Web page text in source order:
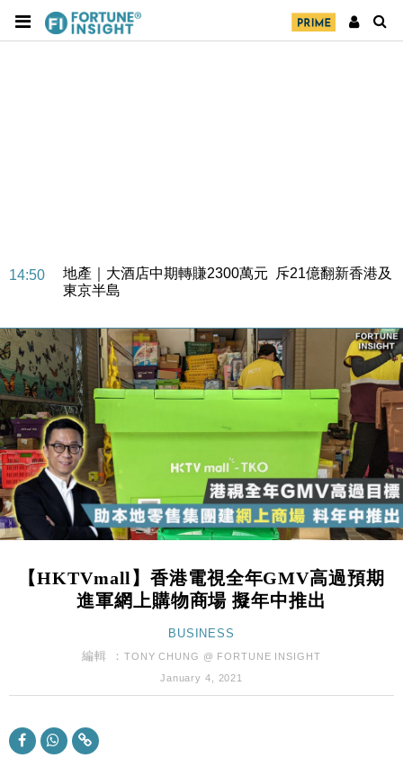
14:50
地產｜大酒店中期轉賺2300萬元 斥21億翻新香港及
東京半島
12:30
財經｜香港7月PMI回落至51 企業擴張放慢兼縮減人
手
11:40
財經｜黑石傳再籌逾360億美元 支援Anthropic租用
Google晶片
10:57
財經｜美商務部擬擴大金屬關稅範圍 14類產品或加徵
25%
18:15
本地｜新世界K11 9月升級會員制度 增鉑金卡級別鎖
定高消費客群
17:40
財經｜本港6月零售額連升14個月 珠寶鐘錶銷售升勢
16:33
財經｜滙控重啟最多10億美元回購 派息比率目標維持
50%
財經｜SHEIN傳最快8月中招股 估值料降至400億美
元以下
財經｜精星香港夥菜鳥拓全球智慧倉儲市場 加快海外
市場落地
14:50
東京半島
【HKTVmall】香港電視全年GMV高過預期
進軍網上購物商場 擬年中推出
BUSINESS
編輯 ： TONY CHUNG @ FORTUNE INSIGHT
January 4, 2021